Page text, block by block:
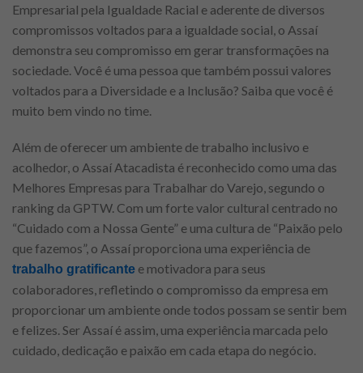
Empresarial pela Igualdade Racial e aderente de diversos
compromissos voltados para a igualdade social, o Assaí
demonstra seu compromisso em gerar transformações na
sociedade. Você é uma pessoa que também possui valores
voltados para a Diversidade e a Inclusão? Saiba que você é
muito bem vindo no time.
Além de oferecer um ambiente de trabalho inclusivo e
acolhedor, o Assaí Atacadista é reconhecido como uma das
Melhores Empresas para Trabalhar do Varejo, segundo o
ranking da GPTW. Com um forte valor cultural centrado no
“Cuidado com a Nossa Gente” e uma cultura de “Paixão pelo
que fazemos”, o Assaí proporciona uma experiência de
trabalho gratificante e motivadora para seus
colaboradores, refletindo o compromisso da empresa em
proporcionar um ambiente onde todos possam se sentir bem
e felizes. Ser Assaí é assim, uma experiência marcada pelo
cuidado, dedicação e paixão em cada etapa do negócio.